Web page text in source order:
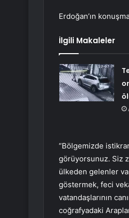
Erdoğan’ın
İlgili Makaleler
“Bölgemizde
görüyorsunuz. Siz
ülkeden gelenler
göstermek, feci
vatandaşlarının
coğrafyadaki